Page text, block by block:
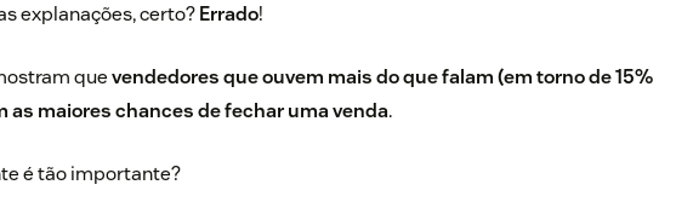
explanações, certo?Errado!
quevendedores que ouvem mais do que falam (em torno de 15%
as maiores chances de fechar uma venda.
é tão importante?